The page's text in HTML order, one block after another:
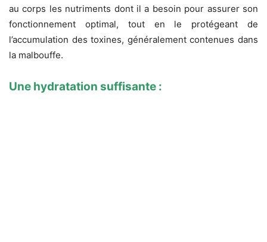
au corps les nutriments dont il a besoin pour assurer son
fonctionnement optimal, tout en le protégeant de
l’accumulation des toxines, généralement contenues dans
la malbouffe.
Une hydratation suffisante :